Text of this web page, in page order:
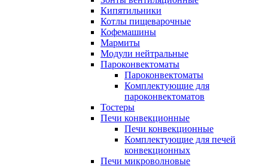
Кипятильники
Котлы пищеварочные
Кофемашины
Мармиты
Модули нейтральные
Пароконвектоматы
Пароконвектоматы
Комплектующие для
пароконвектоматов
Тостеры
Печи конвекционные
Печи конвекционные
Комплектующие для печей
конвекционных
Печи микроволновые